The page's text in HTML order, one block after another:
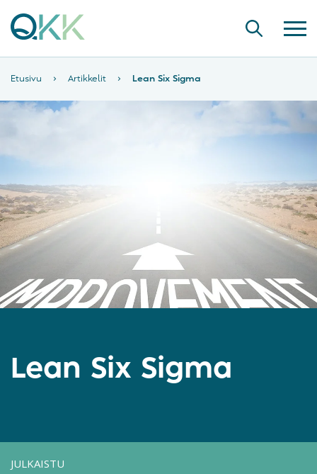
Etusivu › Artikkelit › Lean Six Sigma
Lean Six Sigma
JULKAISTU